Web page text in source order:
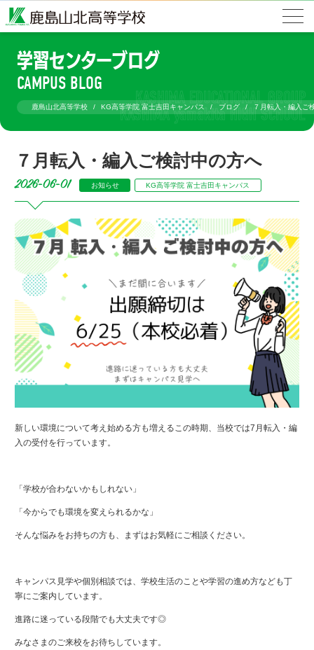
学習センターブログ
CAMPUS BLOG
鹿島山北高等学校 KG高等学院 富士吉田キャンパス ブログ ７月転入・編入ご
７月転入・編入ご検討中の方へ
2026-06-01 お知らせ KG高等学院 富士吉田キャンパス
新しい環境について考え始める方も増えるこの時期、当校では7月転入・編
入の受付を行っています。
「学校が合わないかもしれない」
「今からでも環境を変えられるかな」
そんな悩みをお持ちの方も、まずはお気軽にご相談ください。
キャンパス見学や個別相談では、学校生活のことや学習の進め方なども丁
寧にご案内しています。
進路に迷っている段階でも大丈夫です◎
みなさまのご来校をお待ちしています。